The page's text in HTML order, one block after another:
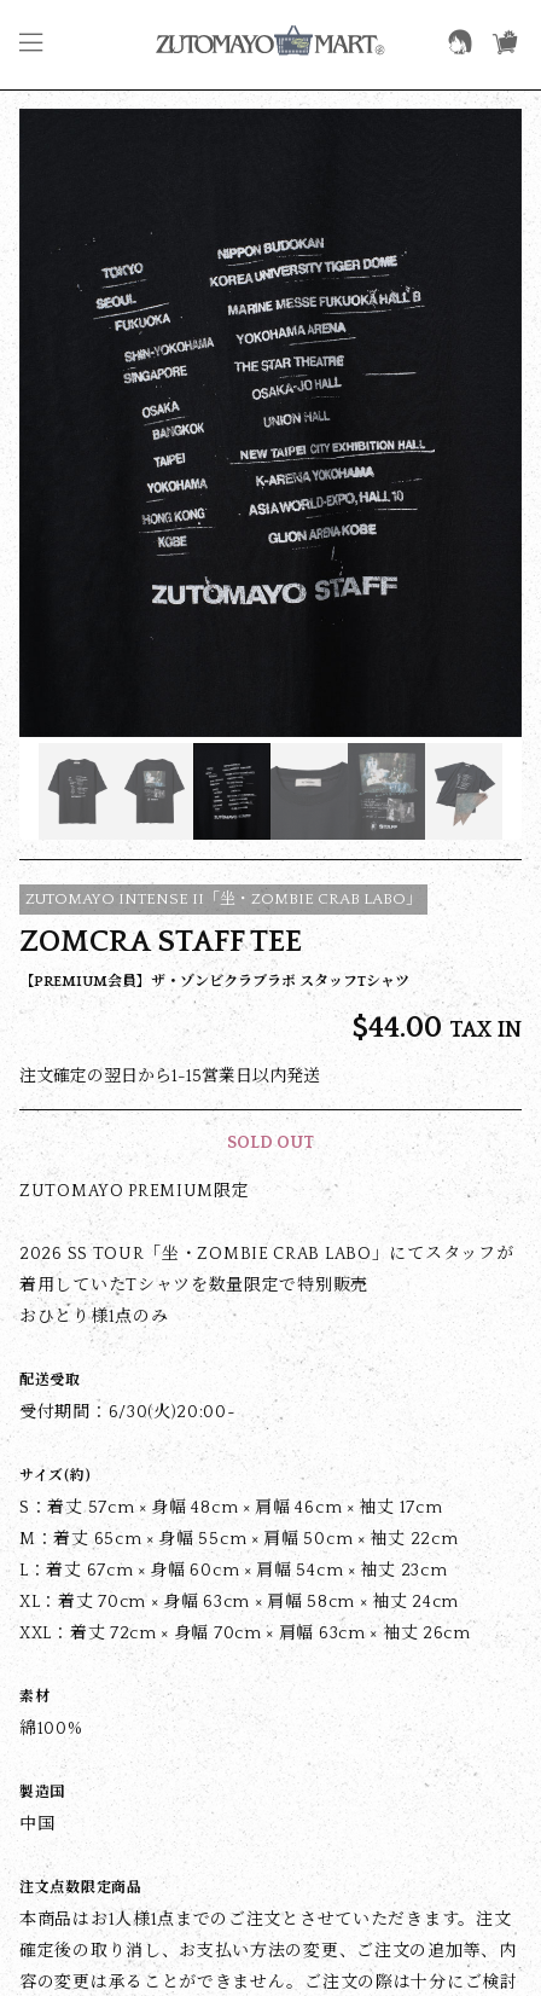
ZUTOMAYO INTENSE II「坐・ZOMBIE CRAB LABO」
ZOMCRA STAFF TEE
【PREMIUM会員】ザ・ゾンビクラブラボ スタッフTシャツ
$‌44.00 TAX IN
注文確定の翌日から1-15営業日以内発送
SOLD OUT
ZUTOMAYO PREMIUM限定
2026 SS TOUR「坐・ZOMBIE CRAB LABO」にてスタッフが
着用していたTシャツを数量限定で特別販売
おひとり様1点のみ
配送受取
受付期間：6/30(火)20:00~
サイズ(約)
S：着丈 57cm × 身幅 48cm × 肩幅 46cm × 袖丈 17cm
M：着丈 65cm × 身幅 55cm × 肩幅 50cm × 袖丈 22cm
L：着丈 67cm × 身幅 60cm × 肩幅 54cm × 袖丈 23cm
XL：着丈 70cm × 身幅 63cm × 肩幅 58cm × 袖丈 24cm
XXL：着丈 72cm × 身幅 70cm × 肩幅 63cm × 袖丈 26cm
素材
綿100%
製造国
中国
注文点数限定商品
本商品はお1人様1点までのご注文とさせていただきます。注文
確定後の取り消し、お支払い方法の変更、ご注文の追加等、内
容の変更は承ることができません。ご注文の際は十分にご検討